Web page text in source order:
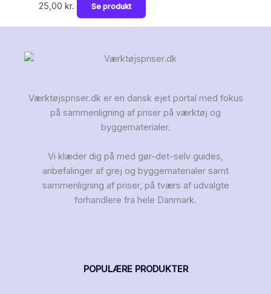
25,00 kr. Se produkt
Værktøjspriser.dk er en dansk ejet portal med fokus
på sammenligning af priser på værktøj og
byggematerialer.
Vi klæder dig på med gør-det-selv guides,
anbefalinger af grej og byggematerialer samt
sammenligning af priser, på tværs af udvalgte
forhandlere fra hele Danmark.
POPULÆRE PRODUKTER